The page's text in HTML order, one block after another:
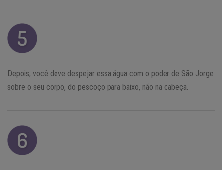
Depois, você deve despejar essa água com o poder de São Jorge
sobre o seu corpo, do pescoço para baixo, não na cabeça.